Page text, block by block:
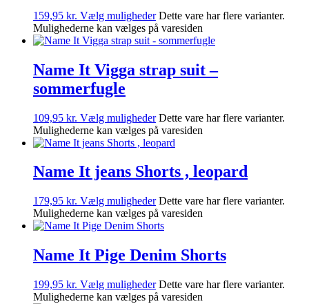
159,95 kr. Vælg muligheder Dette vare har flere varianter.
Mulighederne kan vælges på varesiden
Name It Vigga strap suit –
sommerfugle
109,95 kr. Vælg muligheder Dette vare har flere varianter.
Mulighederne kan vælges på varesiden
Name It jeans Shorts , leopard
179,95 kr. Vælg muligheder Dette vare har flere varianter.
Mulighederne kan vælges på varesiden
Name It Pige Denim Shorts
199,95 kr. Vælg muligheder Dette vare har flere varianter.
Mulighederne kan vælges på varesiden